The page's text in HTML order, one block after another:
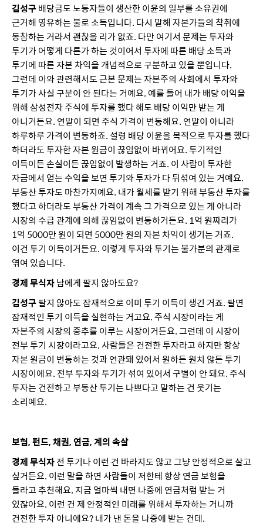
김성구배당금도 노동자들이 생산한 이윤의 일부를 소유권에
근거해 영유하는 불로 소득입니다. 다시 말해 자본가들의 착취에
동참하는 거라서 괜찮을 리가 없죠. 다만 여기서 문제는 투자와
투기가 어떻게 다른가 하는 것이어서 투자에 따른 배당 소득과
투기에 따른 자본 차익을 개념적으로 구분하고 있을 뿐입니다.
그런데 이와 관련해서도 근본 문제는 자본주의 사회에서 투자와
투기가 사실 구분이 안 된다는 거예요. 예를 들어 내가 배당 이익을
위해 삼성전자 주식에 투자를 했다 해도 배당 이익만 받는 게
아니거든요. 연말이 되면 주식 가격이 변동해요. 연말이 아니라
하루하루 가격이 변동하죠. 설령 배당 이윤을 목적으로 투자를 했다
하더라도 투자한 자본 원금이 끊임없이 바뀌어요. 투기적인
이득이든 손실이든 끊임없이 발생하는 거죠. 이 사람이 투자한
자금에서 얻는 수익을 보면 투기와 투자가 다 뒤섞여 있는 거예요.
부동산 투자도 마찬가지예요. 내가 월세를 받기 위해 부동산 투자를
했다고 하더라도 부동산 가격이 계속 그 가격으로 있는 게 아니라
시장의 수급 관계에 의해 끊임없이 변동하거든요. 1억 원짜리가
1억 5000만 원이 되면 5000만 원의 자본 차익이 생기는 거죠.
이건 투기 이득이거든요. 이렇게 투자와 투기는 불가분의 관계로
엮여 있습니다.
경제 무식자남에게 팔지 않아도요?
김성구팔지 않아도 잠재적으로 이미 투기 이득이 생긴 거죠. 팔면
잠재적인 투기 이득을 실현하는 거고요. 주식 시장이라는 게
자본주의 시장의 중추를 이루는 시장이거든요. 그런데 이 시장이
전부 투기 시장이라고요. 사람들은 건전한 투자라고 하지만 항상
자본 원금이 변동하는 것과 연관돼 있어서 원하든 원치 않든 투기
시장이에요. 전부 투자와 투기가 섞여 있어서 구별이 안 돼요. 주식
투자는 건전하고 부동산 투기는 나쁘다고 말하는 건 웃기는
소리예요.
보험, 펀드, 채권, 연금, 계의 속살
경제 무식자전 투기나 이런 건 바라지도 않고 그냥 안정적으로 살고
싶거든요. 이런 말을 하면 사람들이 저한테 항상 연금 보험을
들라고 추천해요. 지금 얼마씩 내면 나중에 연금처럼 받는 거
있잖아요. 이런 건 제 안정적인 미래를 위해서 투자하는 거니까
건전한 투자 아니에요? 내가 낸 돈을 나중에 받는 건데.